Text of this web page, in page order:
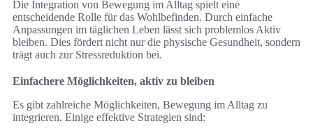
Die Integration von Bewegung im Alltag spielt eine
entscheidende Rolle für das Wohlbefinden. Durch einfache
Anpassungen im täglichen Leben lässt sich problemlos Aktiv
bleiben. Dies fördert nicht nur die physische Gesundheit, sondern
trägt auch zur Stressreduktion bei.
Einfachere Möglichkeiten, aktiv zu bleiben
Es gibt zahlreiche Möglichkeiten, Bewegung im Alltag zu
integrieren. Einige effektive Strategien sind: